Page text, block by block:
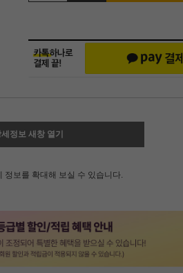
세정보 새창 열기
정보를 확대해 보실 수 있습니다.